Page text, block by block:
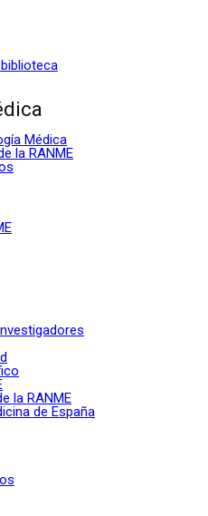
Médica
la RANME
la RANME
de España